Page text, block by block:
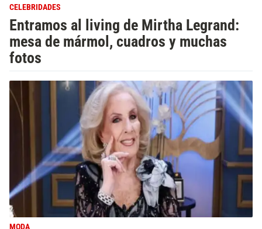
CELEBRIDADES
Entramos al living de Mirtha Legrand:
mesa de mármol, cuadros y muchas
fotos